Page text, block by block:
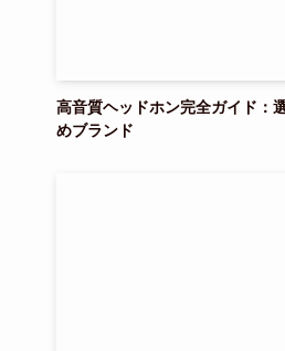
高音質ヘッドホン完全ガイド：
めブランド